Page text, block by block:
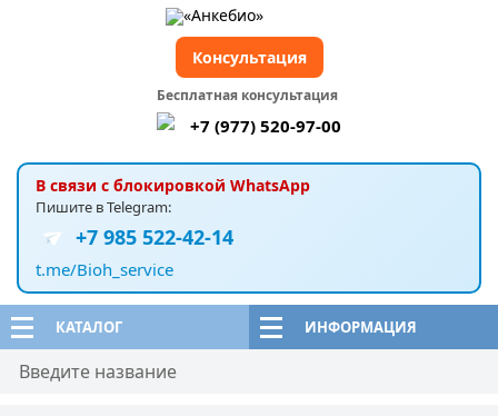
КАТАЛОГ ИНФОРМАЦИЯ
В связи с блокировкой WhatsApp
Пишите в Telegram:
+7 985 522-42-14
t.me/Bioh_service
Бесплатная консультация
+7 (977) 520-97-00
Консультация